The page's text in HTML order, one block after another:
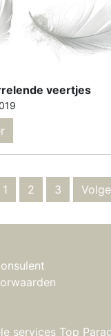
veertjes
1 2 3
services Top